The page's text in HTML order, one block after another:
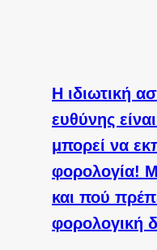
Η ιδιωτική
ευθύνης
μπορεί να
φορολογία!
και πού
φορολογική